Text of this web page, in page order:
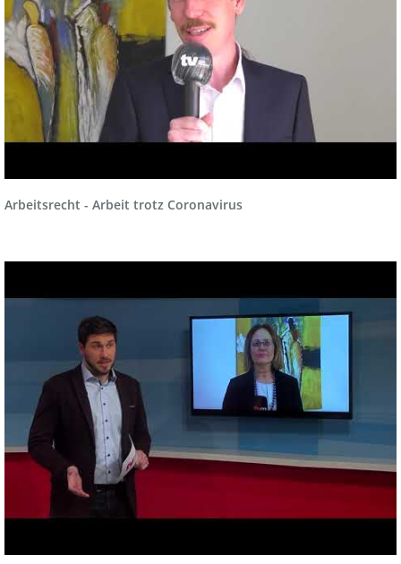
Arbeitsrecht - Arbeit trotz Coronavirus